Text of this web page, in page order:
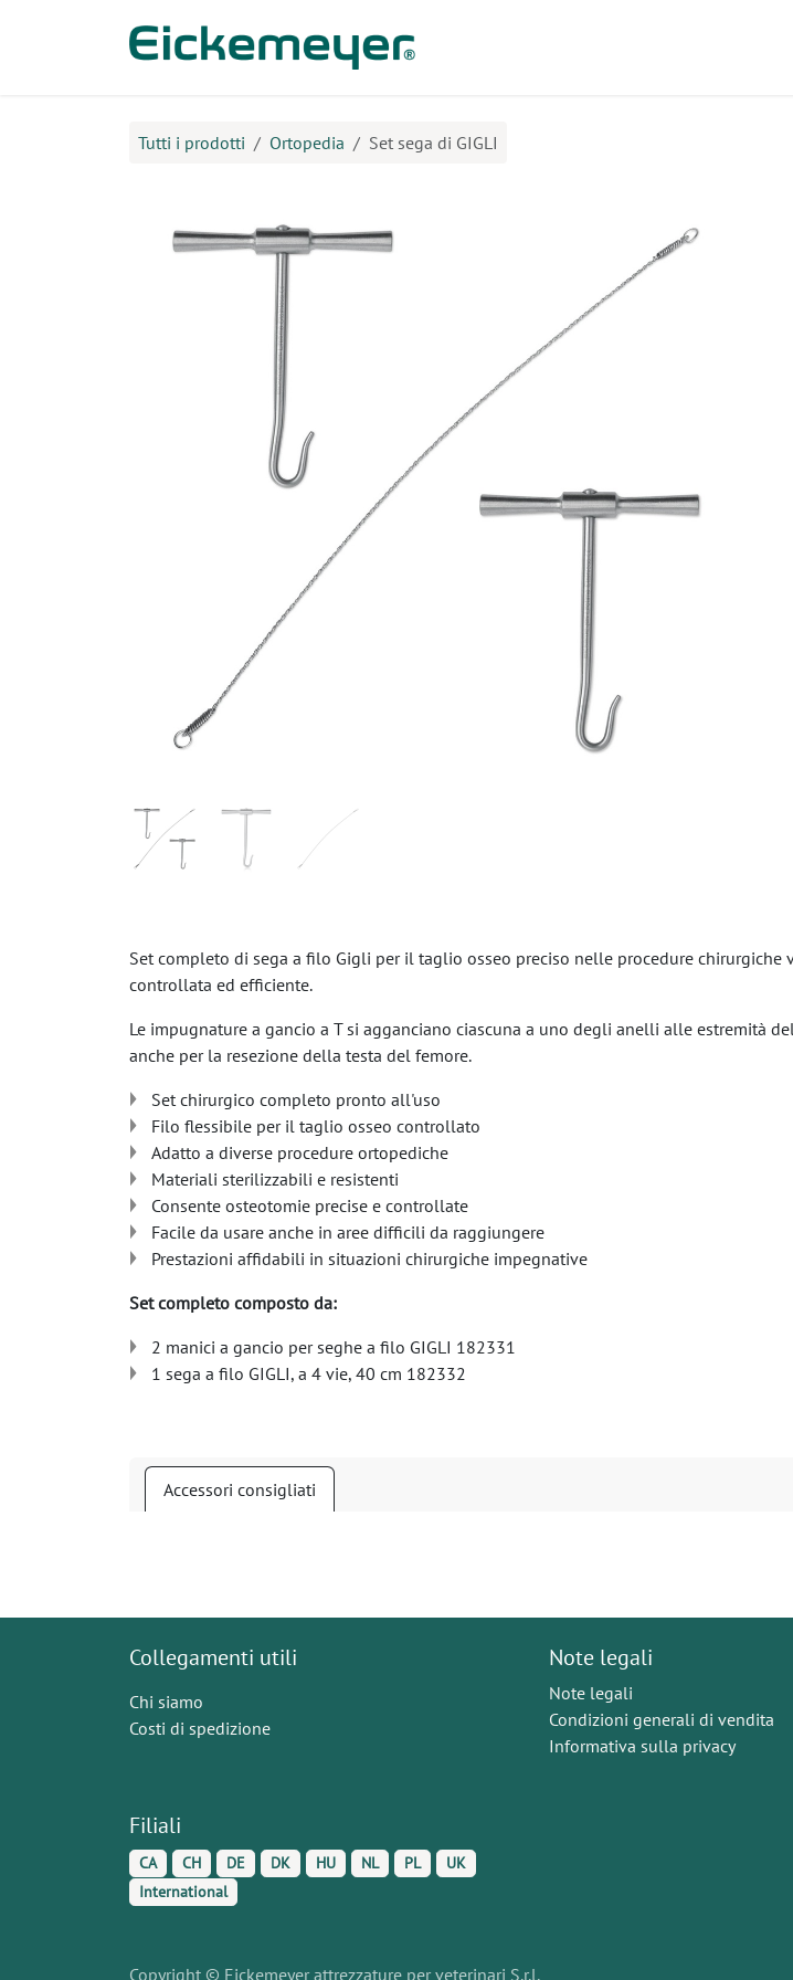
Tutti i prodotti Ortopedia Set sega di GIGLI
Set completo di sega a filo Gigli per il taglio osseo preciso nelle procedure
controllata ed efficiente.
Le impugnature a gancio a T si agganciano ciascuna a uno degli anelli alle estremità
anche per la resezione della testa del femore.
Set chirurgico completo pronto all'uso
Filo flessibile per il taglio osseo controllato
Adatto a diverse procedure ortopediche
Materiali sterilizzabili e resistenti
Consente osteotomie precise e controllate
Facile da usare anche in aree difficili da raggiungere
Prestazioni affidabili in situazioni chirurgiche impegnative
Set completo composto da:
2 manici a gancio per seghe a filo GIGLI 182331
1 sega a filo GIGLI, a 4 vie, 40 cm 182332
Accessori consigliati
Collegamenti utili
Chi siamo
Costi di spedizione
Filiali
CA CH DE DK HU NL PL
UK
International
Note legali
Note legali
Condizioni generali di vendita
Informativa sulla privacy
Copyright © Eickemeyer attrezzature per veterinari S.r.l.